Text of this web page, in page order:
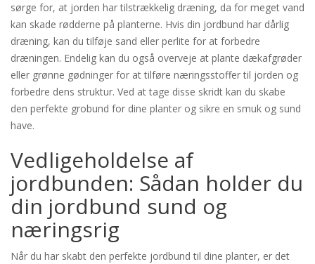
sørge for, at jorden har tilstrækkelig dræning, da for meget vand
kan skade rødderne på planterne. Hvis din jordbund har dårlig
dræning, kan du tilføje sand eller perlite for at forbedre
dræningen. Endelig kan du også overveje at plante dækafgrøder
eller grønne gødninger for at tilføre næringsstoffer til jorden og
forbedre dens struktur. Ved at tage disse skridt kan du skabe
den perfekte grobund for dine planter og sikre en smuk og sund
have.
Vedligeholdelse af
jordbunden: Sådan holder du
din jordbund sund og
næringsrig
Når du har skabt den perfekte jordbund til dine planter, er det